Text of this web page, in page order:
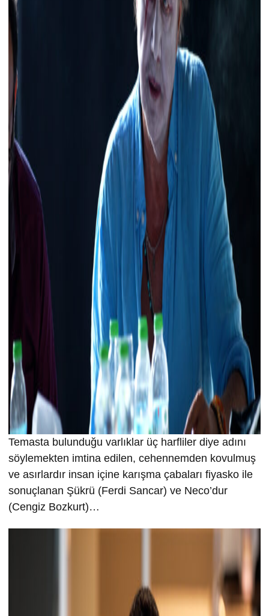
Temasta bulunduğu varlıklar üç harfliler diye adını
söylemekten imtina edilen, cehennemden kovulmuş
ve asırlardır insan içine karışma çabaları fiyasko ile
sonuçlanan Şükrü (Ferdi Sancar) ve Neco’dur
(Cengiz Bozkurt)…